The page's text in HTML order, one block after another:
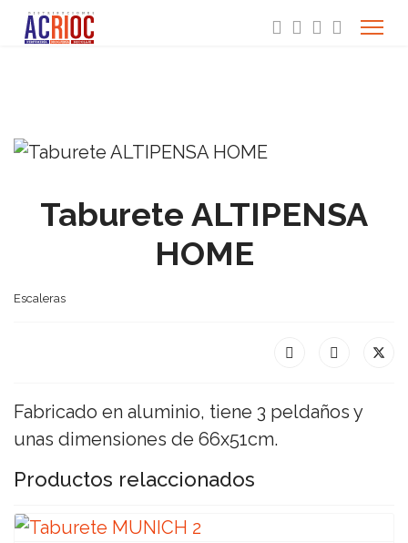
Taburete ALTIPENSA
HOME
Escaleras
Fabricado en aluminio, tiene 3 peldaños y
unas dimensiones de 66x51cm.
Productos relaccionados